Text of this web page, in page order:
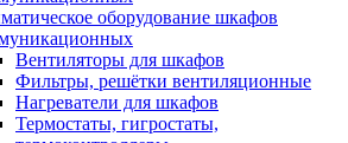
оборудование шкафов
Вентиляторы для шкафов
Фильтры, решётки вентиляционные
Нагреватели для шкафов
Термостаты, гигростаты,